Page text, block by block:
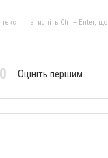
і натисніть Ctrl + Enter,
Оцініть першим